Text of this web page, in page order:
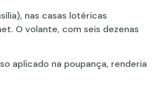
nas casas lotéricas
O volante, com seis dezenas
aplicado na poupança, renderia